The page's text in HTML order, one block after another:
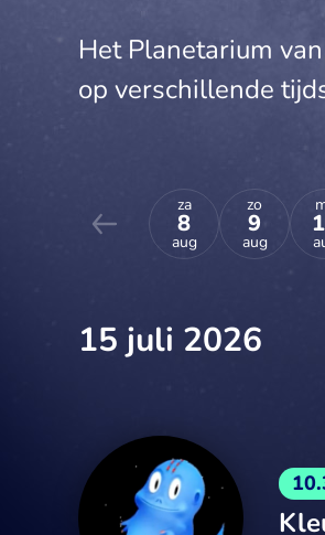
Het Planetarium
op verschillende
za
8
aug
zo
9
aug
15 juli 2026